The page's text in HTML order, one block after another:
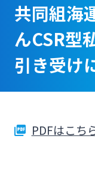
個人向け
共同組海
んCSR型
引き受け
PDFはこち